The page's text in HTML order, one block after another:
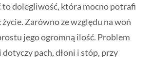
to dolegliwość, która mocno potrafi
Zarówno ze względu na woń
jego ogromną ilość. Problem
pach, dłoni i stóp, przy